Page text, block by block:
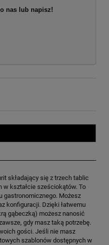
nas lub napisz!
składający się z trzech tablic
w kształcie sześciokątów. To
gastronomicznego. Możesz
konfiguracji. Dzięki łatwemu
gąbeczką) możesz nanosić
gdy masz taką potrzebę.
gości. Jeśli nie masz
szablonów dostępnych w